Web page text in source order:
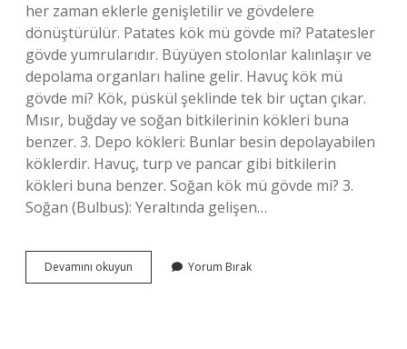
her zaman eklerle genişletilir ve gövdelere
dönüştürülür. Patates kök mü gövde mi? Patatesler
gövde yumrularıdır. Büyüyen stolonlar kalınlaşır ve
depolama organları haline gelir. Havuç kök mü
gövde mi? Kök, püskül şeklinde tek bir uçtan çıkar.
Mısır, buğday ve soğan bitkilerinin kökleri buna
benzer. 3. Depo kökleri: Bunlar besin depolayabilen
köklerdir. Havuç, turp ve pancar gibi bitkilerin
kökleri buna benzer. Soğan kök mü gövde mi? 3.
Soğan (Bulbus): Yeraltında gelişen…
Devamını okuyun
Ve
Yorum Bırak